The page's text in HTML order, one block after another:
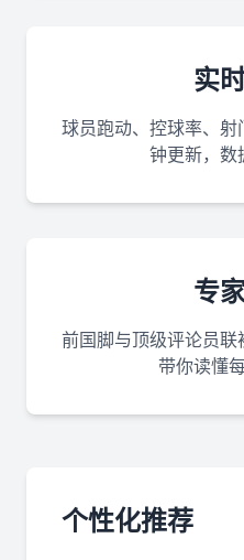
实
球员跑动、控球率、
钟更新，数
专
前国脚与顶级评论员联
带你读懂
个性化推荐